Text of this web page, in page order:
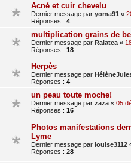
Acné et cuir chevelu
Dernier message par yoma91 «
Réponses : 4
multiplication grains de
Dernier message par Raiatea «
Réponses : 18
Herpès
Dernier message par
Réponses : 4
un peau toute moche!
Dernier message par zaza « 05
Réponses : 16
Photos manifestations
Lyme
Dernier message par louise3112
Réponses : 28